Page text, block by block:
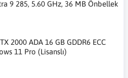
9 285, 5.60 GHz, 36 MB Önbellek
2000 ADA 16 GB GDDR6 ECC
11 Pro (Lisanslı)